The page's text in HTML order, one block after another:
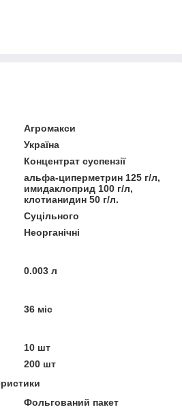
Агромакси
Україна
Концентрат суспензії
альфа-циперметрин 125 г/л,
имидаклоприд 100 г/л,
клотианидин 50 г/л.
Суцільного
Неорганічні
0.003 л
36 міс
10 шт
200 шт
Фольгований пакет